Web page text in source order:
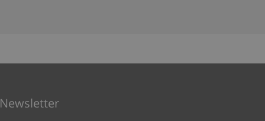
Newsletter